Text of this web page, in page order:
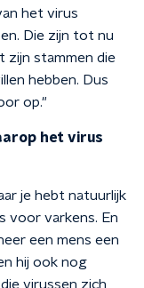
het virus
Die zijn tot nu
zijn stammen die
hebben. Dus
op."
het virus
je hebt natuurlijk
voor varkens. En
een mens een
hij ook nog
virussen zich